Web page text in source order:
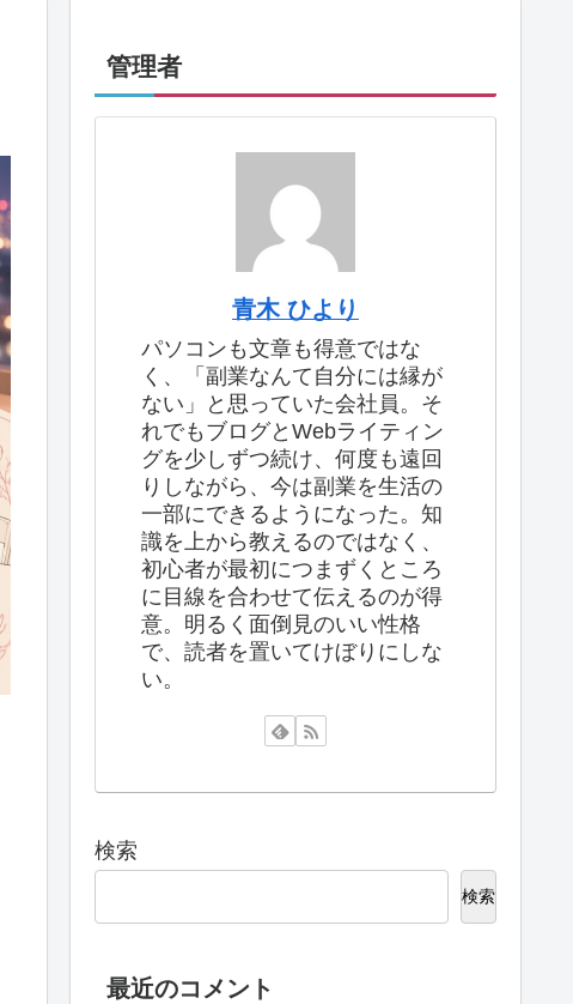
管理者
青木 ひより
パソコンも文章も得意ではな
く、「副業なんて自分には縁が
ない」と思っていた会社員。そ
れでもブログとWebライティン
グを少しずつ続け、何度も遠回
りしながら、今は副業を生活の
一部にできるようになった。知
識を上から教えるのではなく、
初心者が最初につまずくところ
に目線を合わせて伝えるのが得
意。明るく面倒見のいい性格
で、読者を置いてけぼりにしな
い。
検索
検索
最近のコメント